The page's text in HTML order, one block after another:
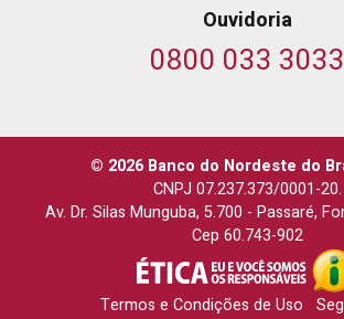
Ouvidoria
0800 033 3033
© 2026 Banco do Nordeste do
CNPJ 07.237.373/0001-20.
Av. Dr. Silas Munguba, 5.700 - Passaré,
Cep 60.743-902
Termos e Condições de Uso